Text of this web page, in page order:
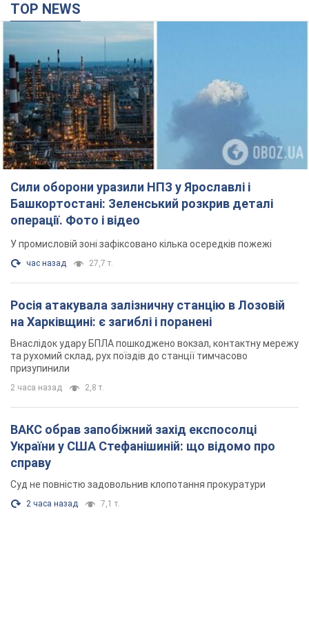
TOP NEWS
Сили оборони уразили НПЗ у Ярославлі і
Башкортостані: Зеленський розкрив деталі
операції. Фото і відео
У промисловій зоні зафіксовано кілька осередків пожежі
час назад 27,7 т.
Росія атакувала залізничну станцію в Лозовій
на Харківщині: є загиблі і поранені
Внаслідок удару БПЛА пошкоджено вокзал, контактну мережу
та рухомий склад, рух поїздів до станції тимчасово
призупинили
2 часа назад 2,8 т.
ВАКС обрав запобіжний захід експосолці
України у США Стефанішиній: що відомо про
справу
Суд не повністю задовольнив клопотання прокуратури
2 часа назад 7,1 т.